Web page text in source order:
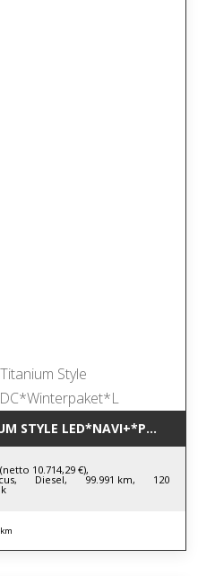
STYLE
10.714,29 €),
Diesel, 99.991 km, 120